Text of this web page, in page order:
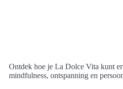
Ontdek hoe je La Dolce Vita kunt
mindfulness, ontspanning en